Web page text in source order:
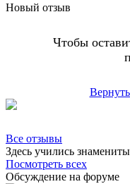
Новый отзыв
Чтобы
Все отзывы
Здесь учились
Посмотреть всех
Обсуждение на форуме